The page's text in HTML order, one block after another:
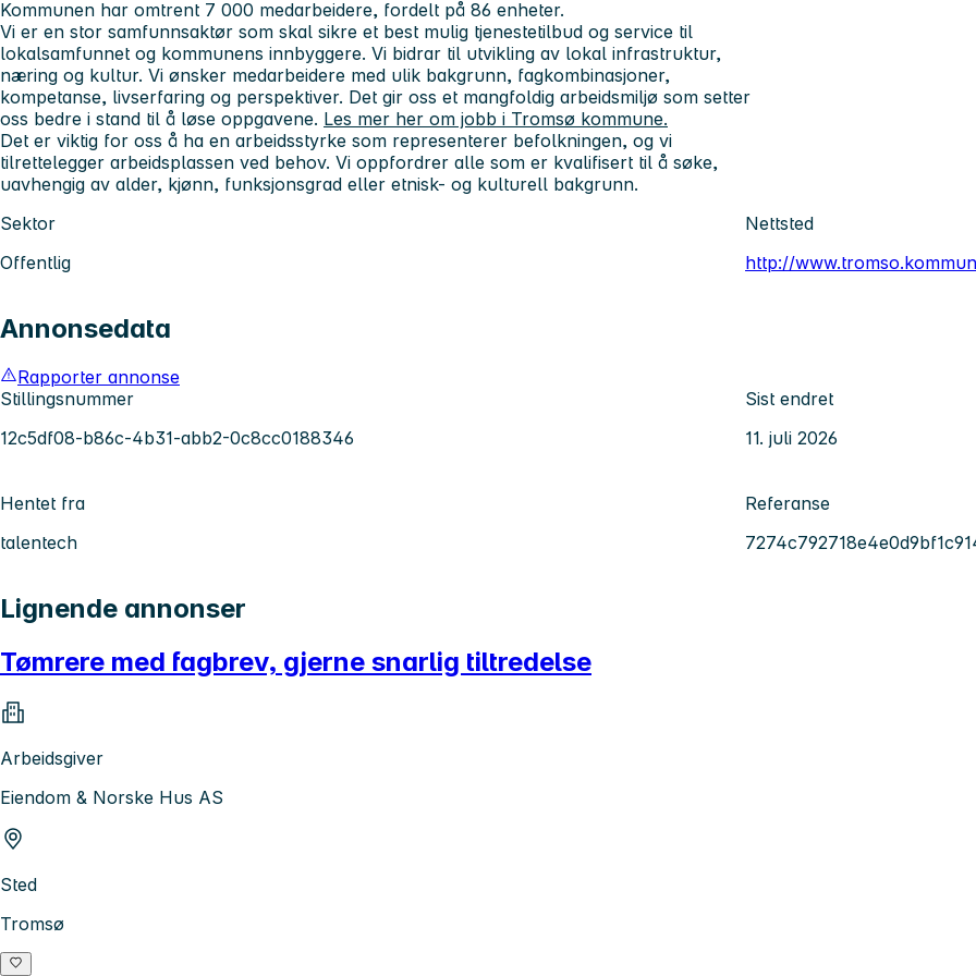
Kommunen har omtrent 7 000 medarbeidere, fordelt på 86 enheter.
Vi er en stor samfunnsaktør som skal sikre et best mulig tjenestetilbud og service til
lokalsamfunnet og kommunens innbyggere. Vi bidrar til utvikling av lokal infrastruktur,
næring og kultur. Vi ønsker medarbeidere med ulik bakgrunn, fagkombinasjoner,
kompetanse, livserfaring og perspektiver. Det gir oss et mangfoldig arbeidsmiljø som setter
oss bedre i stand til å løse oppgavene. Les mer her om jobb i Tromsø kommune.
Det er viktig for oss å ha en arbeidsstyrke som representerer befolkningen, og vi
tilrettelegger arbeidsplassen ved behov. Vi oppfordrer alle som er kvalifisert til å søke,
uavhengig av alder, kjønn, funksjonsgrad eller etnisk- og kulturell bakgrunn.
Sektor
Offentlig
Nettsted
http://
Annonsedata
Rapporter annonse
Stillingsnummer
12c5df08-b86c-4b31-abb2-0c8cc0188346
Sist endret
11. juli 2026
Hentet fra
talentech
Referanse
Lignende annonser
Tømrere med fagbrev, gjerne snarlig tiltredelse
Arbeidsgiver
Eiendom & Norske Hus AS
Sted
Tromsø